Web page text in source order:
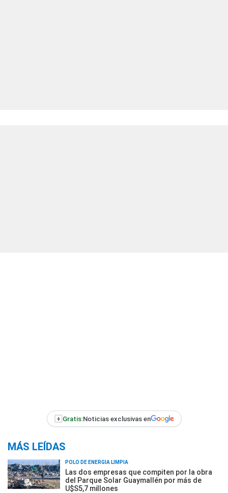
+ Gratis:Noticias exclusivas en
MÁS LEÍDAS
POLO DE ENERGÍA LIMPIA
Las dos empresas que compiten por la obra
del Parque Solar Guaymallén por más de
U$S5,7 millones